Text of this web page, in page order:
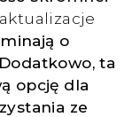
o
Dodatkowo, ta
opcję dla
ze